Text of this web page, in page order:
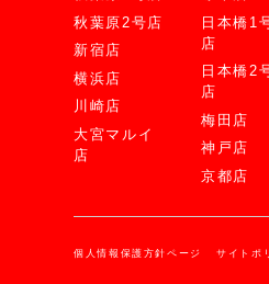
秋葉原2号店
新宿店
横浜店
川崎店
大宮マルイ
店
日本橋1
店
日本橋2
店
梅田店
神戸店
京都店
個人情報保護方針ページ サイトポ